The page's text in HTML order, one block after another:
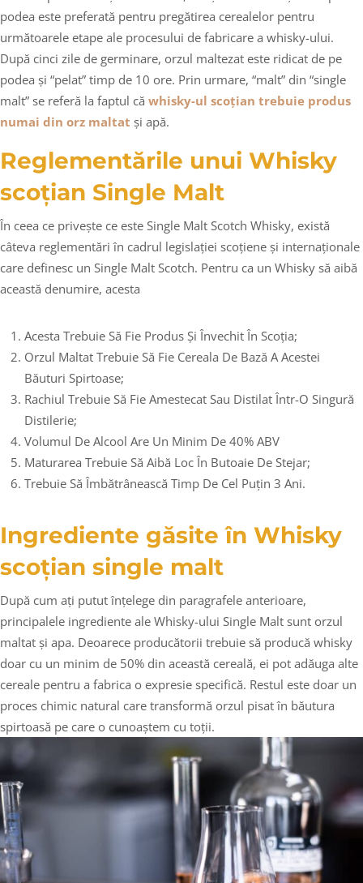
podea este preferată pentru pregătirea cerealelor pentru
următoarele etape ale procesului de fabricare a whisky-ului.
După cinci zile de germinare, orzul maltezat este ridicat de pe
podea și “pelat” timp de 10 ore. Prin urmare, “malt” din “single
malt” se referă la faptul că whisky-ul scoțian trebuie produs
numai din orz maltat și apă.
Reglementările unui Whisky
scoțian Single Malt
În ceea ce privește ce este Single Malt Scotch Whisky, există
câteva reglementări în cadrul legislației scoțiene și internaționale
care definesc un Single Malt Scotch. Pentru ca un Whisky să aibă
această denumire, acesta
Acesta Trebuie Să Fie Produs Și Învechit În Scoția;
Orzul Maltat Trebuie Să Fie Cereala De Bază A Acestei
Băuturi Spirtoase;
Rachiul Trebuie Să Fie Amestecat Sau Distilat Într-O Singură
Distilerie;
Volumul De Alcool Are Un Minim De 40% ABV
Maturarea Trebuie Să Aibă Loc În Butoaie De Stejar;
Trebuie Să Îmbătrânească Timp De Cel Puțin 3 Ani.
Ingrediente găsite în Whisky
scoțian single malt
După cum ați putut înțelege din paragrafele anterioare,
principalele ingrediente ale Whisky-ului Single Malt sunt orzul
maltat și apa. Deoarece producătorii trebuie să producă whisky
doar cu un minim de 50% din această cereală, ei pot adăuga alte
cereale pentru a fabrica o expresie specifică. Restul este doar un
proces chimic natural care transformă orzul pisat în băutura
spirtoasă pe care o cunoaștem cu toții.